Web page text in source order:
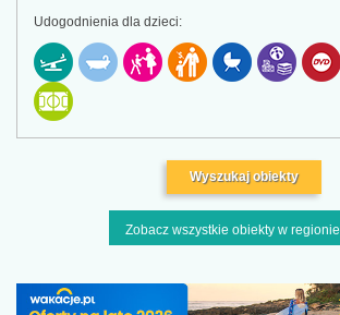
Udogodnienia dla dzieci:
Wyszukaj obiekty
Zobacz wszystkie obiekty w regionie